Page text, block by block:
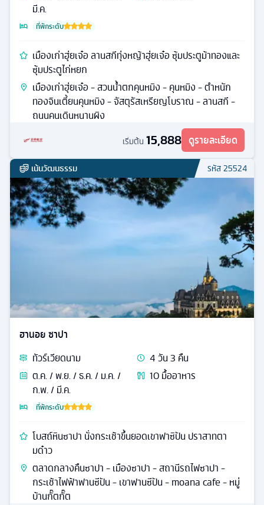
มี.ค.
ที่พักระดับ
เมืองเก่าฮุ่ยเจ๋อ ลานสกีทุ่งหญ้าฮุ่ยเจ๋อ ซุ้มประตูม้าทองและ
ซุ้มประตูไก่หยก
เมืองเก่าฮุ่ยเจ๋อ - สวนน้ำตกคุนหมิง - คุนหมิง - ตำหนัก
ทองจินเตี้ยนคุนหมิง - จัสตุรัสเหรียญโบราณ - ลานสกี -
ถนนคนเดินหนานผิง
เริ่มต้น 15,888 ดูรายละเอียด
เน้นวัฒนธรรม รหัส25524
ฮานอย ซาปา
ทัวร์เวียดนาม 4วัน3 คืน
ต.ค. / พ.ย. / ธ.ค. / ม.ค. /
ก.พ. / มี.ค.
10มื้ออาหาร
ที่พักระดับ
โบสถ์หินซาปา นั่งกระเช้าขึ้นยอดเขาฟาซิปัน ปราสาทตา
มด๋าว
ตลาดกลางคืนซาปา - เมืองซาปา - สถานีรถไฟซาปา -
กระเช้าไฟฟ้าฟานซีปัน - เขาฟานซีปัน - moana cafe - หมู่
บ้านกั๊ตกั๊ต